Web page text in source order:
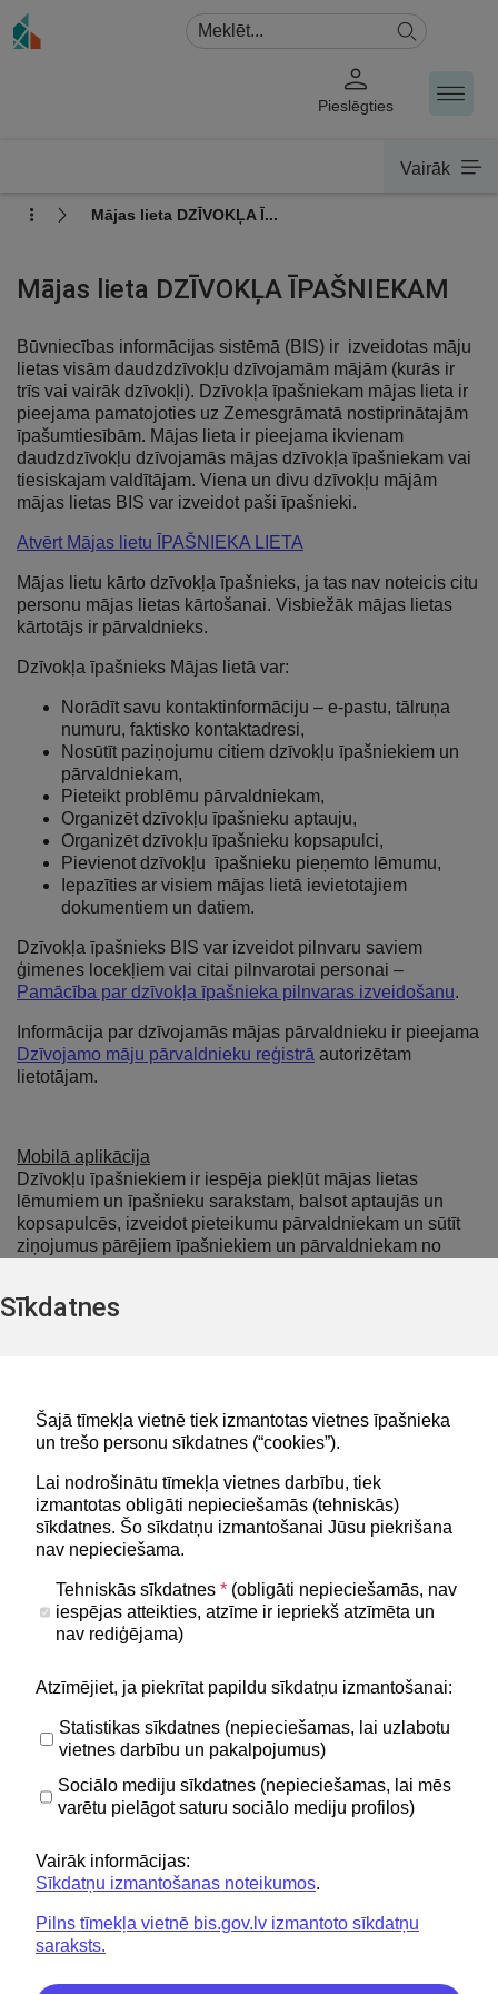
Sīkdatnes
Šajā tīmekļa vietnē tiek izmantotas vietnes īpašnieka
un trešo personu sīkdatnes (“cookies”).
Lai nodrošinātu tīmekļa vietnes darbību, tiek
izmantotas obligāti nepieciešamās (tehniskās)
sīkdatnes. Šo sīkdatņu izmantošanai Jūsu piekrišana
nav nepieciešama.
Tehniskās sīkdatnes *(obligāti nepieciešamās, nav
iespējas atteikties, atzīme ir iepriekš atzīmēta un
nav rediģējama)
Atzīmējiet, ja piekrītat papildu sīkdatņu izmantošanai:
Statistikas sīkdatnes (nepieciešamas, lai uzlabotu
vietnes darbību un pakalpojumus)
Sociālo mediju sīkdatnes (nepieciešamas, lai mēs
varētu pielāgot saturu sociālo mediju profilos)
Vairāk informācijas:
Sīkdatņu izmantošanas noteikumos.
Pilns tīmekļa vietnē bis.gov.lv izmantoto sīkdatņu
saraksts.
Pieslēgties
Vairāk
Mājas lieta DZĪVOKĻA Ī...
Mājas lieta DZĪVOKĻA ĪPAŠNIEKAM
Būvniecības informācijas sistēmā (BIS) ir izveidotas māju
lietas visām daudzdzīvokļu dzīvojamām mājām (kurās ir
trīs vai vairāk dzīvokļi). Dzīvokļa īpašniekam mājas lieta ir
pieejama pamatojoties uz Zemesgrāmatā nostiprinātajām
īpašumtiesībām. Mājas lieta ir pieejama ikvienam
daudzdzīvokļu dzīvojamās mājas dzīvokļa īpašniekam vai
tiesiskajam valdītājam. Viena un divu dzīvokļu mājām
mājas lietas BIS var izveidot paši īpašnieki.
Atvērt Mājas lietu ĪPAŠNIEKA LIETA
Mājas lietu kārto dzīvokļa īpašnieks, ja tas nav noteicis citu
personu mājas lietas kārtošanai. Visbiežāk mājas lietas
kārtotājs ir pārvaldnieks.
Dzīvokļa īpašnieks Mājas lietā var:
Norādīt savu kontaktinformāciju – e-pastu, tālruņa
numuru, faktisko kontaktadresi,
Nosūtīt paziņojumu citiem dzīvokļu īpašniekiem un
pārvaldniekam,
Pieteikt problēmu pārvaldniekam,
Organizēt dzīvokļu īpašnieku aptauju,
Organizēt dzīvokļu īpašnieku kopsapulci,
Pievienot dzīvokļu īpašnieku pieņemto lēmumu,
Iepazīties ar visiem mājas lietā ievietotajiem
dokumentiem un datiem.
Dzīvokļa īpašnieks BIS var izveidot pilnvaru saviem
ģimenes locekļiem vai citai pilnvarotai personai –
Pamācība par dzīvokļa īpašnieka pilnvaras izveidošanu.
Informācija par dzīvojamās mājas pārvaldnieku ir pieejama
Dzīvojamo māju pārvaldnieku reģistrā autorizētam
lietotājam.
Mobilā aplikācija
Dzīvokļu īpašniekiem ir iespēja piekļūt mājas lietas
lēmumiem un īpašnieku sarakstam, balsot aptaujās un
kopsapulcēs, izveidot pieteikumu pārvaldniekam un sūtīt
ziņojumus pārējiem īpašniekiem un pārvaldniekam no
Lapa atjaunota 19.03.2025
Noderīgi
Privātuma politika
BIS lietošanas noteikumi
Lapas karte
BIS atbalsta dienesta tālrunis:
Sekojiet mums